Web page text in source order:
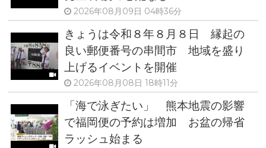
2026年08月09日 04時36分
きょうは令和８年８月８日 縁起の
良い郵便番号の串間市 地域を盛り
上げるイベントを開催
2026年08月08日 18時11分
「海で泳ぎたい」 熊本地震の影響
で福岡便の予約は増加 お盆の帰省
ラッシュ始まる